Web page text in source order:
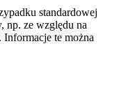
standardowej
np. ze względu na
te można